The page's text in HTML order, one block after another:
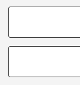
COOKIE
Si tratta di cookie
© Copyright
Bologna - Via
Privacy